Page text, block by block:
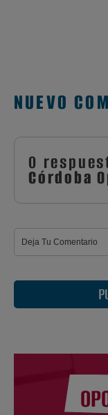
NUEVO
0
Córdoba